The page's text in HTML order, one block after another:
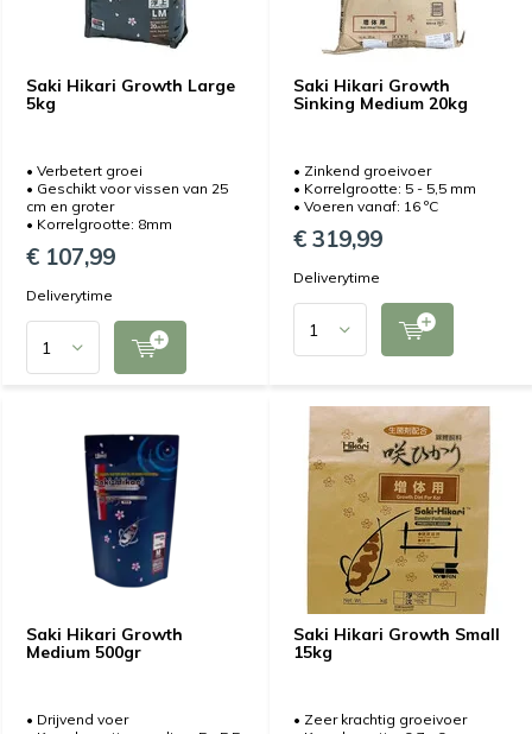
Saki Hikari Growth Large
5kg
• Verbetert groei
• Geschikt voor vissen van 25
cm en groter
• Korrelgrootte: 8mm
€ 107,99
Deliverytime
Saki Hikari Growth
Sinking Medium 20kg
• Zinkend groeivoer
• Korrelgrootte: 5 - 5,5 mm
• Voeren vanaf: 16 ºC
€ 319,99
Deliverytime
Saki Hikari Growth
Medium 500gr
• Drijvend voer
Saki Hikari Growth Small
15kg
• Zeer krachtig groeivoer